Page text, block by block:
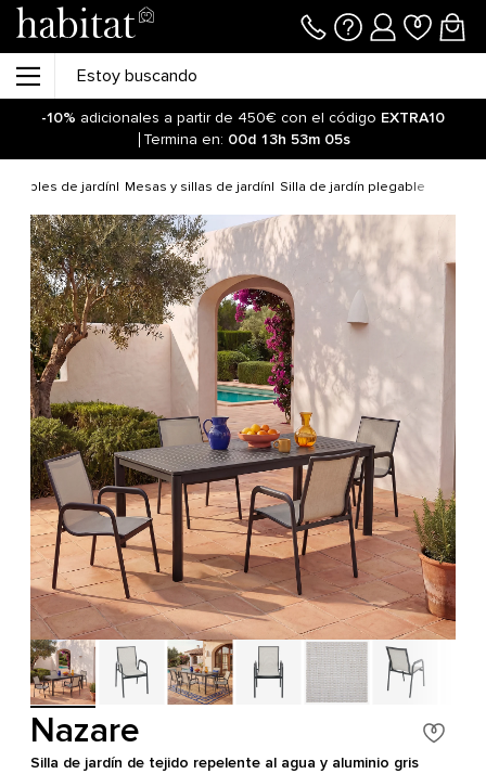
-10% adicionales a partir de 450€ con el código EXTRA10
Termina en: 00d 13h 53m 04s
Muebles de jardín Mesas y sillas de jardín Silla de jardín plegable
Nazare
Silla de jardín de tejido repelente al agua y aluminio gris